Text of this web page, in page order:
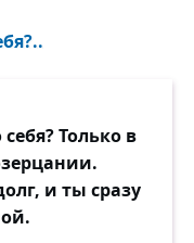
Только в
и ты сразу